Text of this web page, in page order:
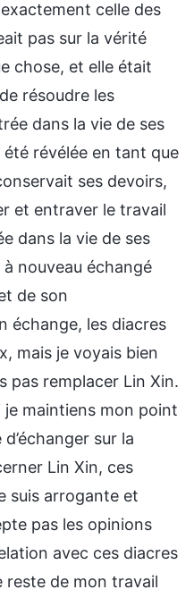
celle des
pas sur la vérité
chose, et elle était
résoudre les
dans la vie de ses
révélée en tant que
ses devoirs,
et entraver le travail
dans la vie de ses
nouveau échangé
de son
échange, les diacres
mais je voyais bien
pas remplacer Lin Xin.
je maintiens mon point
sur la
Lin Xin, ces
suis arrogante et
pas les opinions
avec ces diacres
reste de mon travail